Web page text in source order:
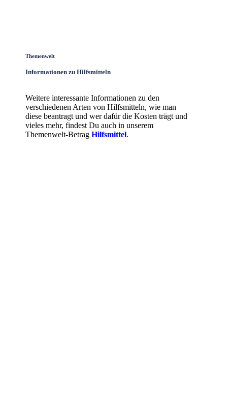
Themenwelt
Informationen zu Hilfsmitteln
Weitere interessante Informationen zu den
verschiedenen Arten von Hilfsmitteln, wie man
diese beantragt und wer dafür die Kosten trägt und
vieles mehr, findest Du auch in unserem
Themenwelt-Betrag Hilfsmittel.